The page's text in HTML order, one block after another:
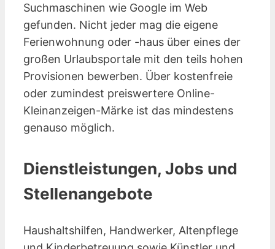
Suchmaschinen wie Google im Web
gefunden. Nicht jeder mag die eigene
Ferienwohnung oder -haus über eines der
großen Urlaubsportale mit den teils hohen
Provisionen bewerben. Über kostenfreie
oder zumindest preiswertere Online-
Kleinanzeigen-Märke ist das mindestens
genauso möglich.
Dienstleistungen, Jobs und
Stellenangebote
Haushaltshilfen, Handwerker, Altenpflege